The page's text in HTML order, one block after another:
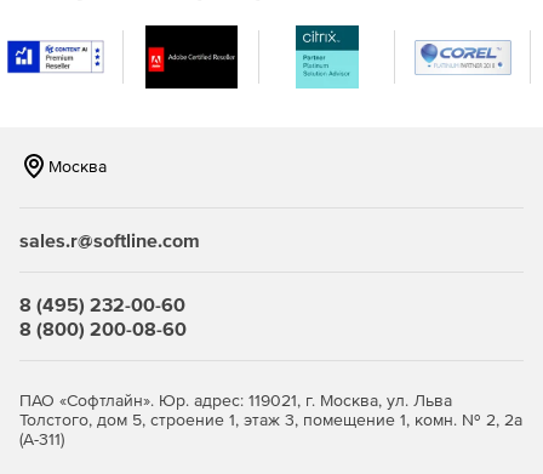
разными операционными системами. Поддержка
мониторинга серверов Windows, Linux, Solaris, HP UX и
IBM AIX.
SQL.
Мониторинг серверов на предмет нагрузки на
центральный процессор, память и жесткий диск,
сервисов, служб Windows, процессов,
файлов и папок.
Москва
sales.r@softline.com
8 (495) 232-00-60
8 (800) 200-08-60
ПАО «Софтлайн». Юр. адрес: 119021, г. Москва, ул. Льва
Толстого, дом 5, строение 1, этаж 3, помещение 1, комн. № 2, 2а
(А-311)